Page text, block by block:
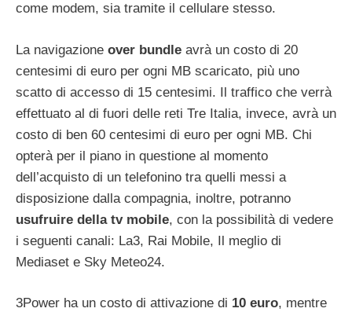
come modem, sia tramite il cellulare stesso.
La navigazione over bundle avrà un costo di 20
centesimi di euro per ogni MB scaricato, più uno
scatto di accesso di 15 centesimi. Il traffico che verrà
effettuato al di fuori delle reti Tre Italia, invece, avrà un
costo di ben 60 centesimi di euro per ogni MB. Chi
opterà per il piano in questione al momento
dell’acquisto di un telefonino tra quelli messi a
disposizione dalla compagnia, inoltre, potranno
usufruire della tv mobile, con la possibilità di vedere
i seguenti canali: La3, Rai Mobile, Il meglio di
Mediaset e Sky Meteo24.
3Power ha un costo di attivazione di 10 euro, mentre